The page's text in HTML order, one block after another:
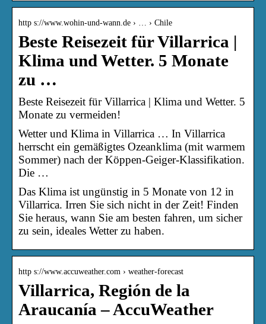
http s://www.wohin-und-wann.de › … › Chile
Beste Reisezeit für Villarrica |
Klima und Wetter. 5 Monate
zu …
Beste Reisezeit für Villarrica | Klima und Wetter. 5
Monate zu vermeiden!
Wetter und Klima in Villarrica … In Villarrica
herrscht ein gemäßigtes Ozeanklima (mit warmem
Sommer) nach der Köppen-Geiger-Klassifikation.
Die …
Das Klima ist ungünstig in 5 Monate von 12 in
Villarrica. Irren Sie sich nicht in der Zeit! Finden
Sie heraus, wann Sie am besten fahren, um sicher
zu sein, ideales Wetter zu haben.
http s://www.accuweather.com › weather-forecast
Villarrica, Región de la
Araucanía – AccuWeather